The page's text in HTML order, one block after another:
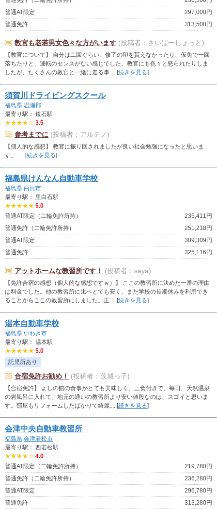
普通AT限定
297,000円
普通免許
313,500円
教官も老若男女色々な方がいます (投稿者：さいばーしょっと)
【教官について】 自分は二回ぐらい、修了の印を貰えなかったり、仮免で一回
落ちたりと、運転のセンスがない感じでした。教官にも色々と怒られたりしま
したが、たくさんの教官と一緒に走る事.....[続きを見る]
須賀川ドライビングスクール
福島県 岩瀬郡
最寄り駅： 鏡石駅
★★★★☆ 3.5
参考までに (投稿者：アルテノ)
【個人的な感想】 教官に振り回されましたが良い社会勉強になったと思いま
す。 .....[続きを見る]
福島県けんなん自動車学校
福島県 白河市
最寄り駅： 里白石駅
★★★★★ 5.0
普通AT限定（二輪免許所持）
235,411円
普通免許（二輪免許所持）
251,218円
普通AT限定
309,309円
普通免許
325,116円
アットホームな教習所です！ (投稿者：saya)
【免許合宿の感想（個人的な感想ですｗ）】 ここの教習所に決めた一番の理由
は料金でした。他の教習所に比べとても安く、また学校の長期休みを利用でき
ることからここの教習所にしました。正.....[続きを見る]
湯本自動車学校
福島県 いわき市
最寄り駅： 湯本駅
★★★★★ 5.0
託児所あり
合宿免許お勧め！ (投稿者：茨城っ子)
【合宿免許】 よしの館の食事がとても美味しく、三食付きで、毎日、天然温泉
の岩風呂に入れて、地元の通いの教習所より安い値段なのは、スゴイと思いま
す。部屋もリフォームしたばかりで綺麗.....[続きを見る]
会津中央自動車教習所
福島県 会津若松市
最寄り駅： 西若松駅
★★★★☆ 4.0
普通AT限定（二輪免許所持）
219,780円
普通免許（二輪免許所持）
236,280円
普通AT限定
296,780円
普通免許
313,280円